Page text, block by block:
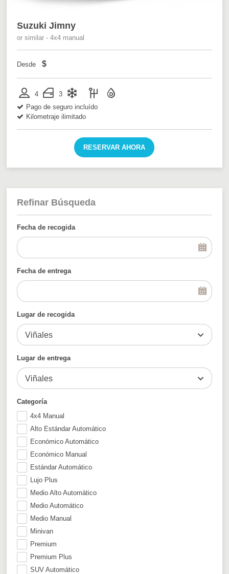
Refinar Búsqueda
Categoría
4x4 Manual
Alto Estándar Automático
Económico Automático
Económico Manual
Estándar Automático
Lujo Plus
Medio Alto Automático
Medio Automático
Medio Manual
Minivan
Premium
Premium Plus
SUV Automático
Lugar de recogida
Viñales
Lugar de entrega
Viñales
Fecha de recogida
Fecha de entrega
Suzuki Jimny
or similar - 4x4 manual
Desde $
4
3
Pago de seguro incluído
Kilometraje ilimitado
RESERVAR AHORA